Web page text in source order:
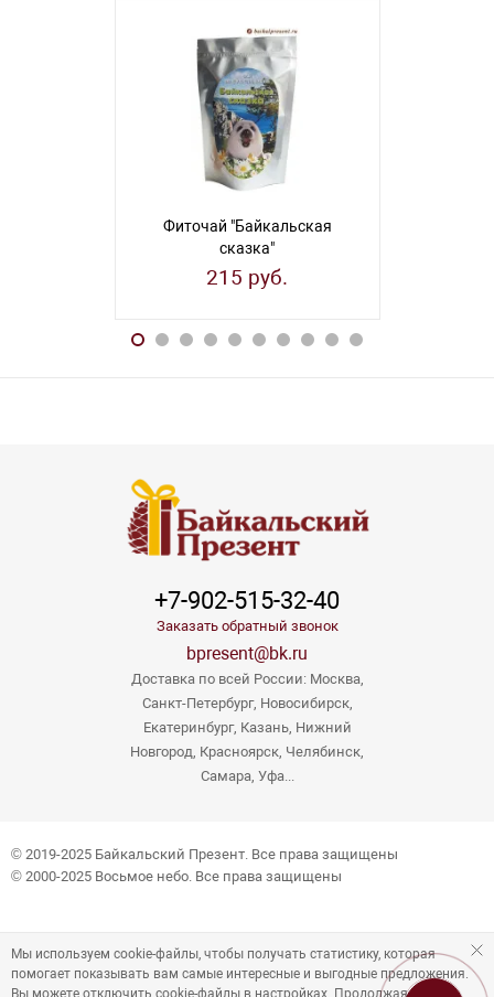
Фиточай "Байкальская
сказка"
(общеукрепляющий)
215 руб.
+7-902-515-32-40
Заказать обратный звонок
bpresent@bk.ru
Доставка по всей России: Москва,
Санкт-Петербург, Новосибирск,
Екатеринбург, Казань, Нижний
Новгород, Красноярск, Челябинск,
Самара, Уфа...
© 2019-2025 Байкальский Презент. Все права защищены
© 2000-2025 Восьмое небо. Все права защищены
Мы используем cookie-файлы, чтобы получать статистику, которая
помогает показывать вам самые интересные и выгодные предложения.
Вы можете отключить cookie-файлы в настройках. Продолжая